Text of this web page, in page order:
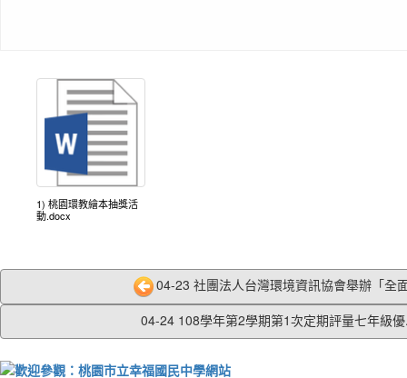
1) 桃園環教繪本抽獎活
動.docx
04-23 社團法人台灣環境資訊協會舉辦「全
04-24 108學年第2學期第1次定期評量七年級